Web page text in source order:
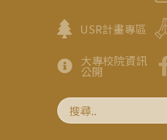
USR計畫專區
大專校院資訊
公開